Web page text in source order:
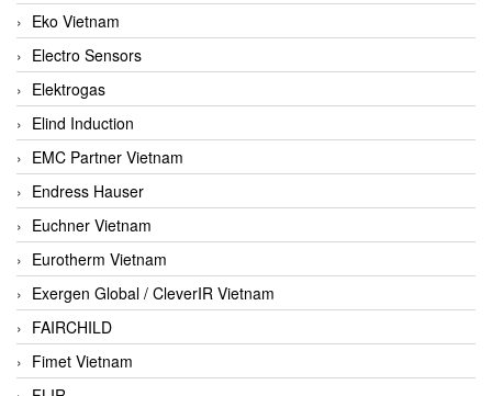
Eko Vietnam
Electro Sensors
Elektrogas
Elind Induction
EMC Partner Vietnam
Endress Hauser
Euchner Vietnam
Eurotherm Vietnam
Exergen Global / CleverIR Vietnam
FAIRCHILD
Fimet Vietnam